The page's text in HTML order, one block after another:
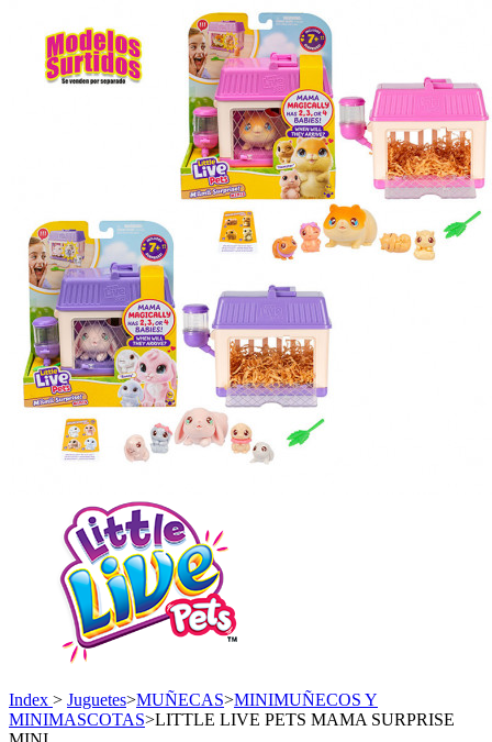
Index > Juguetes>MUÑECAS>MINIMUÑECOS Y
MINIMASCOTAS>LITTLE LIVE PETS MAMA SURPRISE